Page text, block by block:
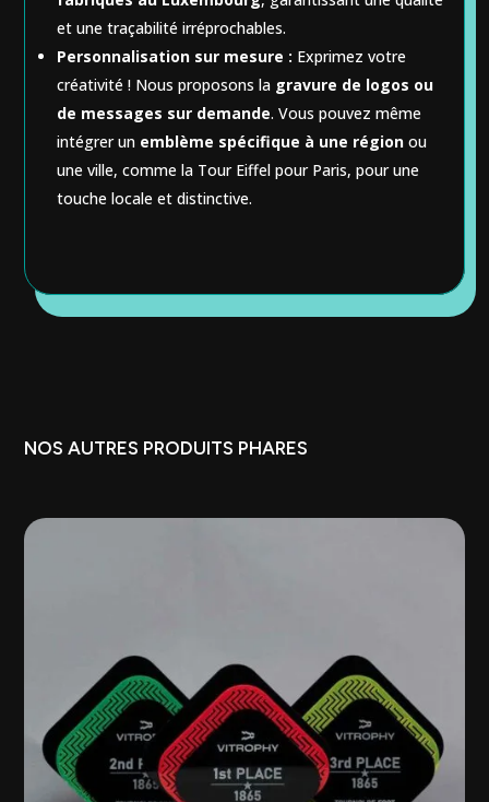
et une traçabilité irréprochables.
Personnalisation sur mesure : Exprimez votre
créativité ! Nous proposons la gravure de logos ou
de messages sur demande. Vous pouvez même
intégrer un emblème spécifique à une région ou
une ville, comme la Tour Eiffel pour Paris, pour une
touche locale et distinctive.
NOS AUTRES PRODUITS PHARES